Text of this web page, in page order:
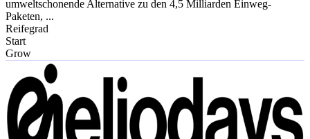
umweltschonende Alternative zu den 4,5 Milliarden Einweg-
Paketen, ...
Reifegrad
Start
Grow